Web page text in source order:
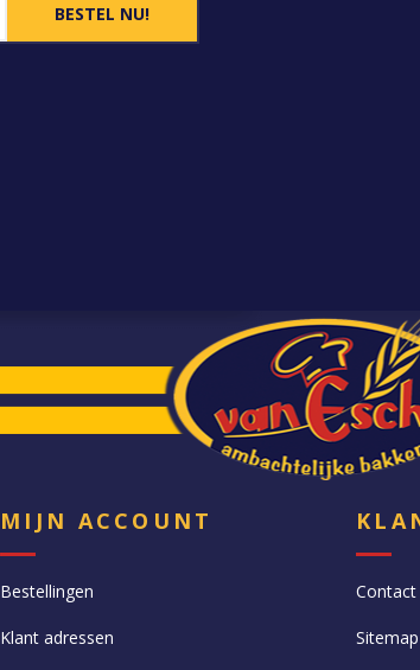
MIJN ACCOUNT
Bestellingen
Klant adressen
Contact
Sitemap